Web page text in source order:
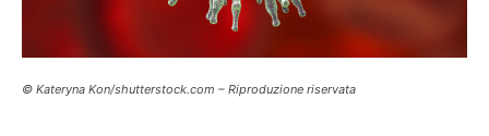
© Kateryna Kon/shutterstock.com – Riproduzione riservata